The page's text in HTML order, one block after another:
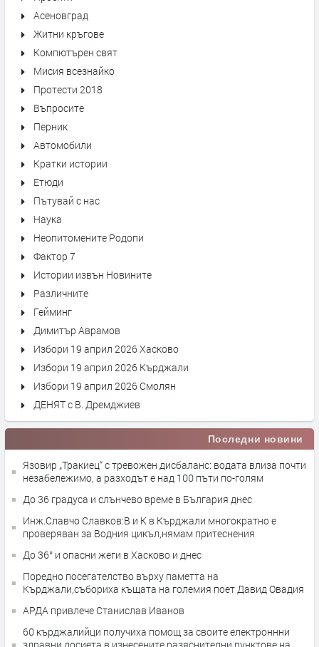
Асеновград
Житни кръгове
Компютърен свят
Мисия всезнайко
Протести 2018
Въпросите
Перник
Автомобили
Кратки истории
Етюди
Пътувай с нас
Наука
Неопитомените Родопи
Фактор 7
Истории извън Новините
Различните
Гейминг
Димитър Аврамов
Избори 19 април 2026 Хасково
Избори 19 април 2026 Кърджали
Избори 19 април 2026 Смолян
ДЕНЯТ с В. Дремджиев
Последни новини
Язовир „Тракиец“ с тревожен дисбаланс: водата влиза почти
незабележимо, а разходът е над 100 пъти по-голям
До 36 градуса и слънчево време в България днес
Инж.Славчо Славков:В и К в Кърджали многократно е
проверяван за Водния цикъл,нямам притеснения
До 36° и опасни жеги в Хасково и днес
Поредно посегателство върху паметта на
Кърджали,събориха къщата на големия поет Давид Овадия
АРДА привлече Станислав Иванов
60 кърджалийци получиха помощ за своите електроннни